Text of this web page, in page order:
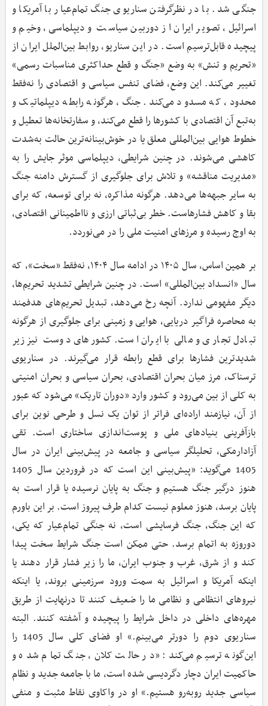
جنگی شد. با در نظرگرفتن سناریوی جنگ تمام‌عیار با آمریکا و
اسرائیل، تصویر ایران از دوربین سیاست و دیپلماسی، وخیم و
پیچیده قابل‌ترسیم است. در این سناریو، روابط بین‌الملل ایران از
«تحریم و تنش» به وضع «جنگ و قطع حداکثری مناسبات رسمی»
تغییر می‌کند. این وضع، فضای تنفس سیاسی و اقتصادی را نه‌فقط
محدود، که مسدود می‌کند. جنگ، هرگونه رابطه دیپلماتیک و
به‌تبع آن اقتصادی با کشورها را قطع می‌کند، و سفارتخانه‌ها تعطیل و
خطوط هوایی بین‌المللی معلق یا در خوش‌بینانه‌ترین حالت به‌شدت
کاهشی می‌شوند. در چنین شرایطی، دیپلماسی موثر جایش را به
«مدیریت مناقشه» و تلاش برای جلوگیری از گسترش دامنه جنگ
به سایر جبهه‌ها می‌دهد. هرگونه مذاکره، نه برای توسعه، که برای
بقا و کاهش فشارهاست. خطر بی‌ثباتی ارزی و نااطمینانی اقتصادی،
به اوج رسیده و مرزهای امنیت ملی را در می‌نوردد.
بر همین اساس، سال ۱۴۰۵ در ادامه سال ۱۴۰۴، نه‌فقط «سخت»، که
سال «انسداد بین‌المللی» است. در چنین شرایطی تشدید تحریم‌ها،
دیگر مفهومی ندارد. آنچه رخ می‌دهد، تبدیل تحریم‌های هدفمند
به محاصره فراگیر دریایی، هوایی و زمینی برای جلوگیری از هرگونه
تبادل تجاری و مالی با ایران است. کشورهای دوست نیز زیر
شدیدترین فشارها برای قطع رابطه قرار می‌گیرند. در سناریوی
ترسناک، مرز میان بحران اقتصادی، بحران سیاسی و بحران امنیتی
به کلی از بین می‌رود و کشور وارد «دوران تاریک» می‌شود که عبور
از آن، نیازمند اراده‌ای فراتر از توان یک نسل و طرحی نوین برای
بازآفرینی بنیادهای ملی و پوست‌اندازی ساختاری است. تقی
آزادارمکی، تحلیلگر سیاسی و جامعه در پیش‌بینی ایران در سال
1405 می‌گوید: «پیش‌بینی این است که در فروردین سال 1405
هنوز درگیر جنگ هستیم و جنگ به پایان نرسیده یا قرار است به
پایان برسد، هنوز معلوم نیست کدام طرف پیروز است. بر این باورم
که این جنگ، جنگ فرسایشی است، نه جنگی تمام‌عیار که یکی،
‌دوروزه به اتمام برسد. حتی ممکن است جنگ شرایط سخت پیدا
کند و از شرق، غرب و جنوب ایران، ما را زیر فشار قرار دهند یا
اینکه آمریکا و اسرائیل به سمت ورود سرزمینی بروند، یا اینکه
نیروهای انتظامی و نظامی ما را ضعیف کنند تا درنهایت از طریق
مهره‌های داخلی در داخل شرایط را پیچیده و آشفته کنند. البته
سناریوی دوم را دورتر می‌بینم.» او فضای کلی سال 1405 را
این‌گونه ترسیم می‌کند: ‌«در حالت کلان، جنگ تمام شده و
حاکمیت ایران دچار دگردیسی شده است، ما با جامعه جدید و نظام
سیاسی جدید روبه‌رو هستیم.» او در واکاوی نقاط مثبت و منفی